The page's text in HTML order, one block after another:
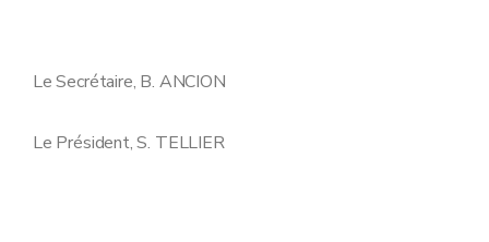
Le Secrétaire, B. ANCION
Le Président, S. TELLIER